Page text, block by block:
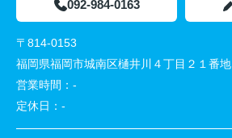
092-984-0163
〒814-0153
福岡県福岡市城南区樋井川４丁目２１番
営業時間： -
定休日： -